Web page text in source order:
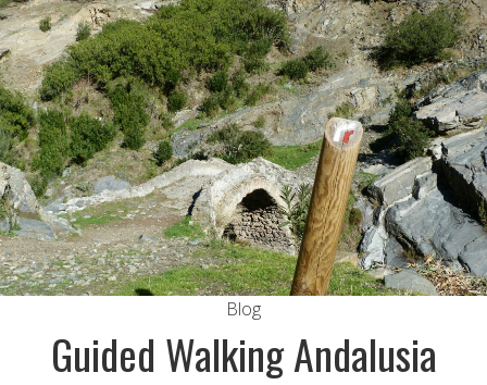
Blog
Guided Walking Andalusia